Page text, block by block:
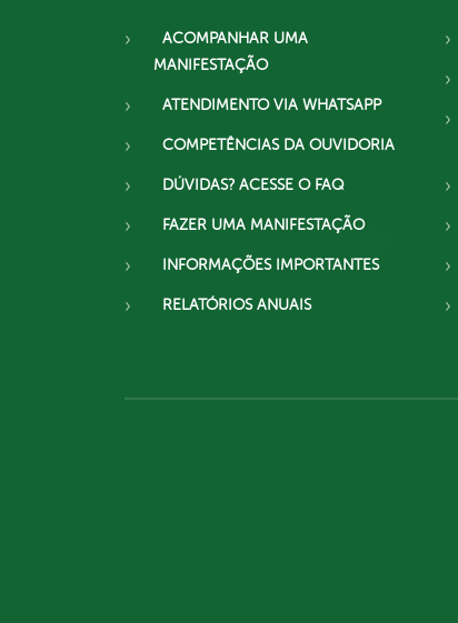
ACOMPANHAR UMA
MANIFESTAÇÃO
ATENDIMENTO VIA WHATSAPP
COMPETÊNCIAS DA OUVIDORIA
DÚVIDAS? ACESSE O FAQ
FAZER UMA MANIFESTAÇÃO
INFORMAÇÕES IMPORTANTES
RELATÓRIOS ANUAIS